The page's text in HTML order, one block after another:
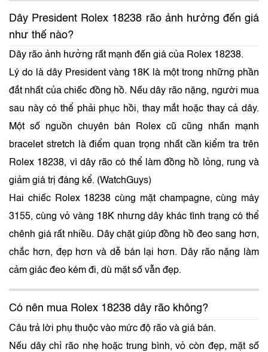
Dây President Rolex 18238 rão ảnh hưởng đến giá
như thế nào?
Dây rão ảnh hưởng rất mạnh đến giá của Rolex 18238.
Lý do là dây President vàng 18K là một trong những phần
đắt nhất của chiếc đồng hồ. Nếu dây rão nặng, người mua
sau này có thể phải phục hồi, thay mắt hoặc thay cả dây.
Một số nguồn chuyên bán Rolex cũ cũng nhấn mạnh
bracelet stretch là điểm quan trọng nhất cần kiểm tra trên
Rolex 18238, vì dây rão có thể làm đồng hồ lỏng, rung và
giảm giá trị đáng kể. (WatchGuys)
Hai chiếc Rolex 18238 cùng mặt champagne, cùng máy
3155, cùng vỏ vàng 18K nhưng dây khác tình trạng có thể
chênh giá rất nhiều. Dây chặt giúp đồng hồ đeo sang hơn,
chắc hơn, đẹp hơn và dễ bán lại hơn. Dây rão nặng làm
cảm giác đeo kém đi, dù mặt số vẫn đẹp.
Có nên mua Rolex 18238 dây rão không?
Câu trả lời phụ thuộc vào mức độ rão và giá bán.
Nếu dây chỉ rão nhẹ hoặc trung bình, vỏ còn đẹp, mặt số